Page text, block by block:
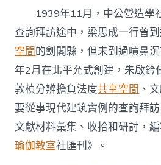
宮
格
共
享
空
間-
中
國
作
家
網〉
1939年11月，中公營造學
查詢拜訪途中，梁思成一行曾
空間的劍閣縣，但未到過噴鼻
年2月在北平允式創建，朱啟鈐
敦楨分辨擔負法度共享空間 、
要從事現代建筑實例的查詢拜
文獻材料彙集、收拾和研討，
瑜伽教室社匯刊》。